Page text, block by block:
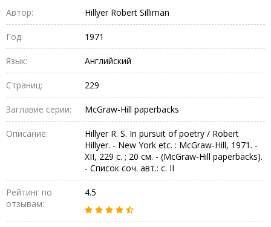
Автор: Hillyer Robert Silliman
Год: 1971
Язык: Английский
Страниц: 229
Заглавие серии: McGraw-Hill paperbacks
Описание:
Hillyer R. S. In pursuit of poetry / Robert
Hillyer. - New York etc. : McGraw-Hill, 1971. -
XII, 229 с. ; 20 см. - (McGraw-Hill paperbacks).
- Список соч. авт.: с. II
Рейтинг по
отзывам:
4.5